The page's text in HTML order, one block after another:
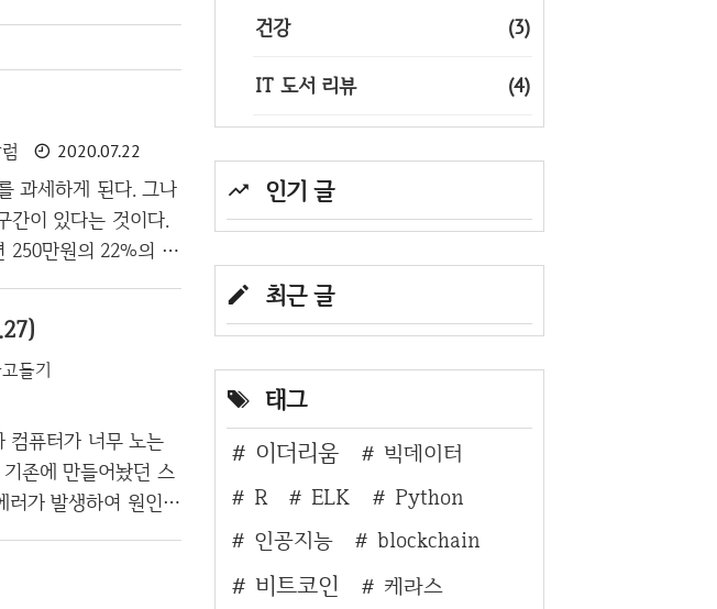
고 올라가고 있다는
올라버린 상황이고,
올라가버렸다. 하지
2020.07.22
과세하게 된다. 그나
간이 있다는 것이다.
250만원의 22%의 세
가 피해자였기 때문
만, 이제 잠잠해지
드릴 필요성이 보였
땠을까 싶다. 암호화
거래세 정도는 충분
들기
컴퓨터가 너무 노는
존에 만들어놨던 스
가 발생하여 원인을
페이지의 내용을
'X16Rv2' algori
건강 (3)
IT 도서 리뷰 (4)
인기 글
최근 글
태그
이더리움
빅데이터
R
ELK
Python
인공지능
blockchain
비트코인
케라스